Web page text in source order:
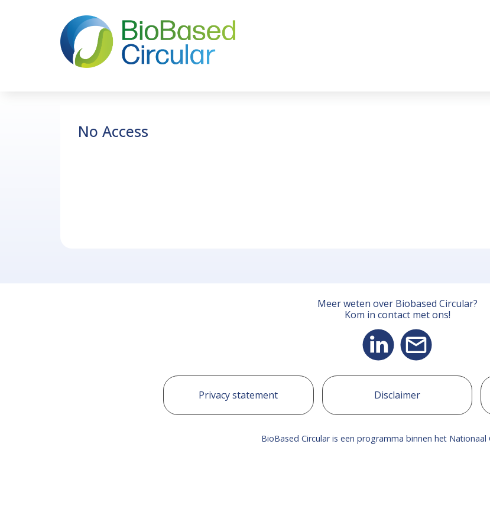
No Access
Meer weten over Biobased Circular?
Kom in contact met ons!
Privacy statement Disclaimer
BioBased Circular is een programma binnen het Nationaal